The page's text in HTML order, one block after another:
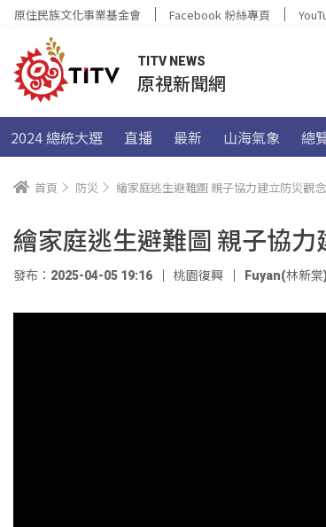
原住民族文化事業基金會 Facebook 粉絲專頁
TITV NEWS
原視新聞網
2024 總統大選 直播 最新 山海氣象 總
首頁 防災 繪家庭逃生避難圖 親子協力建立防災觀念
繪家庭逃生避難圖 親子協力
發布：2025-04-05 19:16 桃園復興 Fuyan(林新棠